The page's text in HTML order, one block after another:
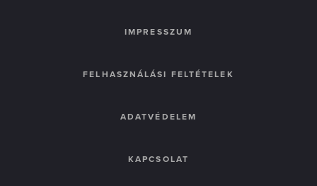
IMPRESSZUM
FELHASZNÁLÁSI FELTÉTELEK
ADATVÉDELEM
KAPCSOLAT